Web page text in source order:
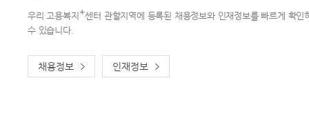
우리 고용복지 +센터 관할지역에 등록된 채용정보와 인재정보를 빠르게 확인
수 있습니다.
채용정보 인재정보